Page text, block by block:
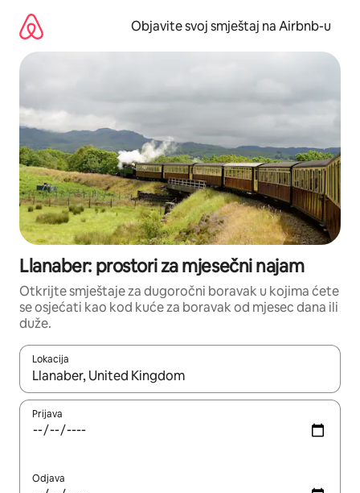
sadržaj
Objavite svoj smještaj na Airbnb-u
Llanaber: prostori za mjesečni najam
Otkrijte smještaje za dugoročni boravak u kojima ćete
se osjećati kao kod kuće za boravak od mjesec dana ili
duže.
Lokacija
Kad su rezultati dostupni, možete da se krećete kroz njih
Prijava
Odjava